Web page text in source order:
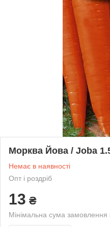
Морква Йова / Joba
Немає в наявності
Опт і роздріб
13 ₴
Мінімальна сума